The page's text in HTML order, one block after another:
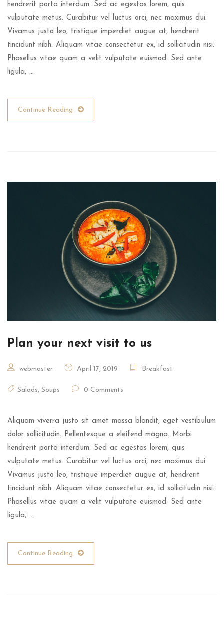
hendrerit porta interdum. Sed ac egestas lorem, quis
vulputate metus. Curabitur vel luctus orci, nec maximus dui.
Vivamus justo leo, tristique imperdiet augue at, hendrerit
tincidunt nibh. Aliquam vitae consectetur ex, id sollicitudin nisi.
Phasellus vitae quam a velit vulputate euismod. Sed ante
ligula, …
Continue Reading
Plan your next visit to us
webmaster April 17, 2019 Breakfast
Salads, Soups 0 Comments
Aliquam viverra justo sit amet massa blandit, eget vestibulum
dolor sollicitudin. Pellentesque a eleifend magna. Morbi
hendrerit porta interdum. Sed ac egestas lorem, quis
vulputate metus. Curabitur vel luctus orci, nec maximus dui.
Vivamus justo leo, tristique imperdiet augue at, hendrerit
tincidunt nibh. Aliquam vitae consectetur ex, id sollicitudin nisi.
Phasellus vitae quam a velit vulputate euismod. Sed ante
ligula, …
Continue Reading